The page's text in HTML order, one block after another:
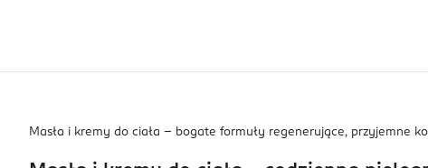
Masła i kremy do ciała – bogate formuły regenerujące, przyjemne